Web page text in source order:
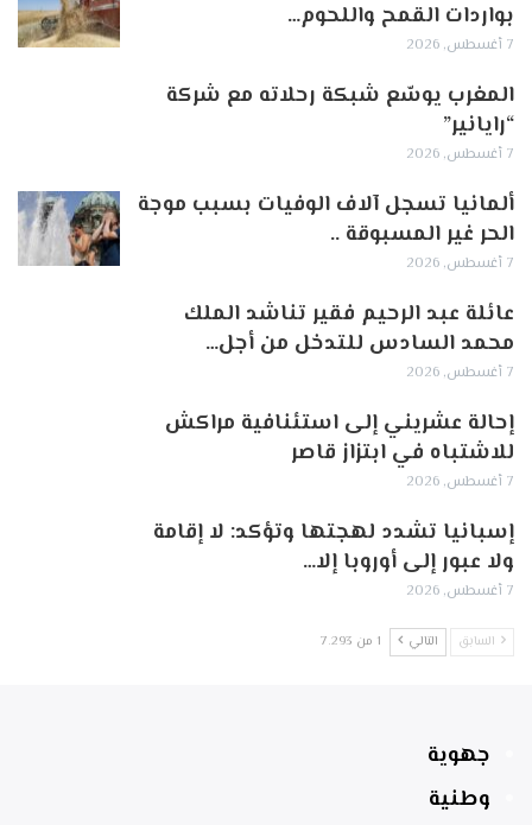
بواردات القمح واللحوم…
7 أغسطس, 2026
المغرب يوسّع شبكة رحلاته مع شركة
“رايانير”
7 أغسطس, 2026
ألمانيا تسجل آلاف الوفيات بسبب موجة
الحر غير المسبوقة ..
7 أغسطس, 2026
عائلة عبد الرحيم فقير تناشد الملك
محمد السادس للتدخل من أجل…
7 أغسطس, 2026
إحالة عشريني إلى استئنافية مراكش
للاشتباه في ابتزاز قاصر
7 أغسطس, 2026
إسبانيا تشدد لهجتها وتؤكد: لا إقامة
ولا عبور إلى أوروبا إلا…
7 أغسطس, 2026
السابق التالي 1 من 7٬293
جهوية
وطنية